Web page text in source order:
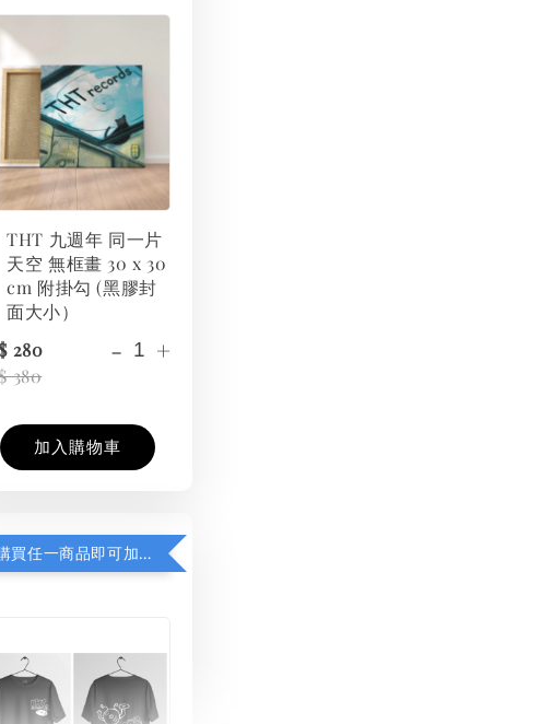
THT 九週年 同一片
天空 無框畫 30 x 30
cm 附掛勾 (黑膠封
面大小）
280
380
- +
加入購物車
凡購買任一商品即可加購 THT 九週年紀念 T-shirt